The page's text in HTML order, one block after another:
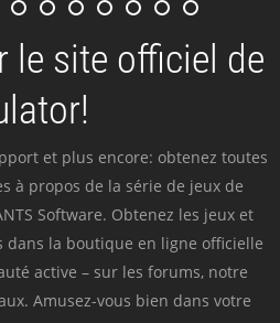
le site officiel de
et plus encore: obtenez toutes
à propos de la série de jeux de
Software. Obtenez les jeux et
la boutique en ligne officielle
active – sur les forums, notre
Amusez-vous bien dans votre